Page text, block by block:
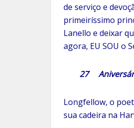
de serviço e
primeiríssimo
Lanello e deixar
agora, EU SOU o
27 Aniversário
Longfellow, o
sua cadeira na